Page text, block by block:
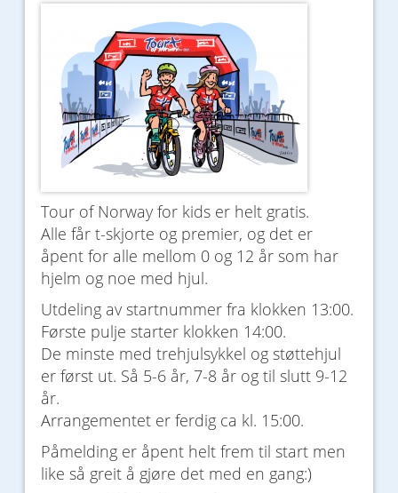
Tour of Norway for kids er helt gratis.
Alle får t-skjorte og premier, og det er
åpent for alle mellom 0 og 12 år som har
hjelm og noe med hjul.
Utdeling av startnummer fra klokken 13:00.
Første pulje starter klokken 14:00.
De minste med trehjulsykkel og støttehjul
er først ut. Så 5-6 år, 7-8 år og til slutt 9-12
år.
Arrangementet er ferdig ca kl. 15:00.
Påmelding er åpent helt frem til start men
like så greit å gjøre det med en gang:)